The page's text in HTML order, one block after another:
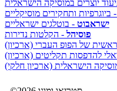
יוצרים במוסיקה הישראלית
- ביוגרפיות ותחקירים מוסיקליים
ישראבוט - בוטלגים ישראליים
פוסיהל - הקלטות נדירות
של הפופ העברי (ארכיון)
להדפסות תקליטים (ארכיון)
הישראלית (ארכיון חלקי)